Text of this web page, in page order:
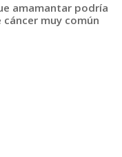
amamantar podría
muy común